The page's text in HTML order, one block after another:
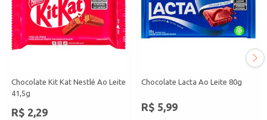
Chocolate Kit Kat Nestlé Ao Leite
41,5g
R$ 2,29
Chocolate Lacta Ao Leite 80g
R$ 5,99